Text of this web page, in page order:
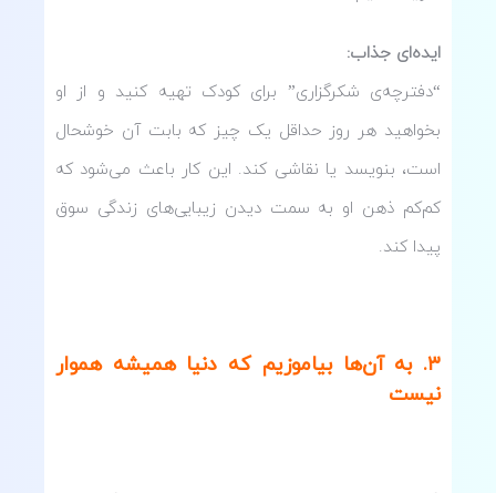
ایده‌ای جذاب:
“دفترچه‌ی شکرگزاری” برای کودک تهیه کنید و از او
بخواهید هر روز حداقل یک چیز که بابت آن خوشحال
است، بنویسد یا نقاشی کند. این کار باعث می‌شود که
کم‌کم ذهن او به سمت دیدن زیبایی‌های زندگی سوق
پیدا کند.
۳.به آن‌ها بیاموزیم که دنیا همیشه هموار
نیست